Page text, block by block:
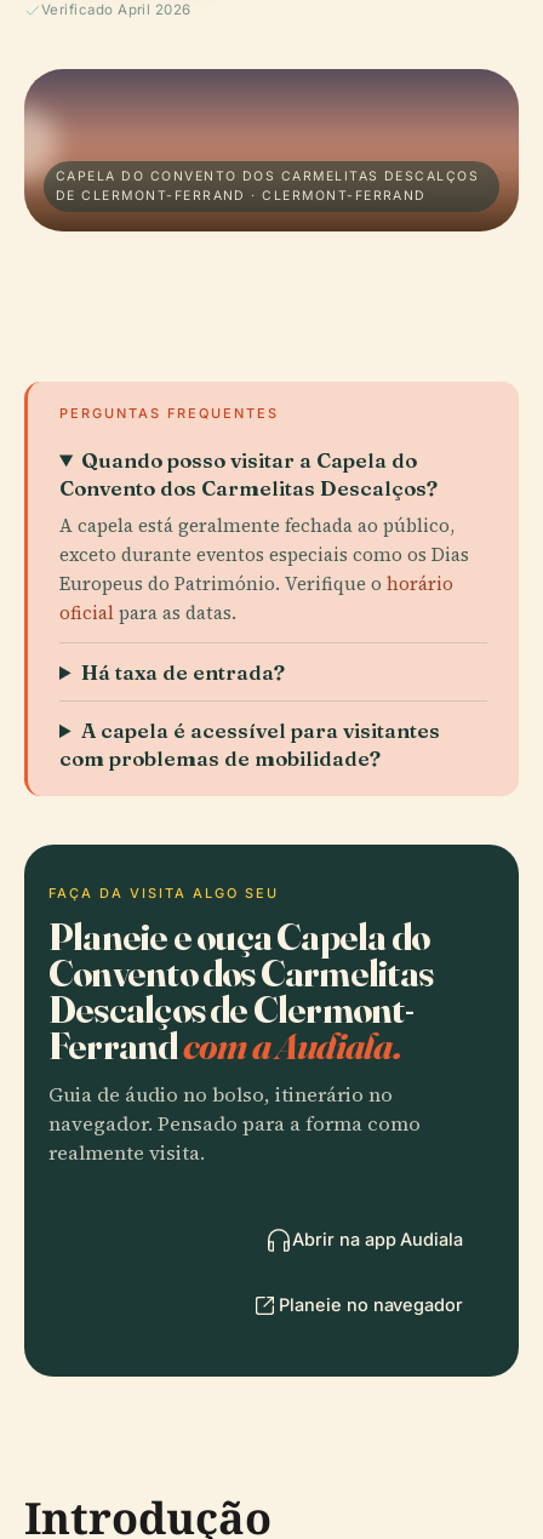
Verificado April 2026
CAPELA DO CONVENTO DOS CARMELITAS DESCALÇOS
DE CLERMONT-FERRAND · CLERMONT-FERRAND
PERGUNTAS FREQUENTES
Quando posso visitar a Capela do
Convento dos Carmelitas Descalços?
A capela está geralmente fechada ao público,
exceto durante eventos especiais como os Dias
Europeus do Património. Verifique o horário
oficialpara as datas.
Há taxa de entrada?
A capela é acessível para visitantes
com problemas de mobilidade?
FAÇA DA VISITA ALGO SEU
Planeie e ouça Capela do
Convento dos Carmelitas
Descalços de Clermont-
Ferrandcom a Audiala.
Guia de áudio no bolso, itinerário no
navegador. Pensado para a forma como
realmente visita.
Abrir na app Audiala
Planeie no navegador
Introdução